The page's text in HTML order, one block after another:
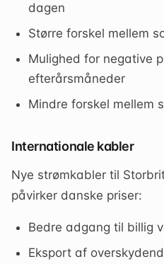
dagen
Større forskel mellem
Mulighed for negative
efterårsmåneder
Mindre forskel mellem
Internationale kabler
Nye strømkabler til
påvirker danske priser:
Bedre adgang til billig
Eksport af